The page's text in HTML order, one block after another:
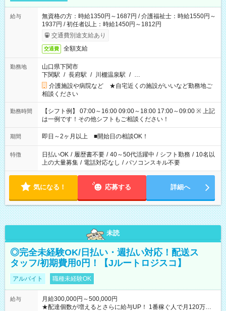
給与
無資格の方：時給1350円～1687円 / 介護福祉士：時給1550円～
1937円 / 初任者以上：時給1450円～1812円
交通費別途支給あり
交通費 全額支給
勤務地
山口県下関市
下関駅 / 長府駅 / 川棚温泉駅 / …
介護施設や病院など ★自宅近くの施設がいいなど勤務地ご
相談ください
勤務時間
【シフト例】 07:00～16:00 09:00～18:00 17:00～09:00 ※ 上記
は一例です！その他シフトもご相談ください！
期間 即日～2ヶ月以上 ■開始日の相談OK！
特徴 日払いOK / 履歴書不要 / 40～50代活躍中 / シフト勤務 / 10名以
上の大量募集 / 電話対応なし / パソコンスキル不要
気になる！ 応募する 詳細へ
未読
◎完全未経験OK/日払い・週払い対応！配送ス
タッフ/初期費用0円！【Jルートロジスコ】
アルバイト 職種未経験OK
給与
月給300,000円～500,000円
★配達個数が増えるとさらに給与UP！ 1番稼ぐ人で月120万ほ